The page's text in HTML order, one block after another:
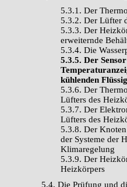
5.3.1. Der
5.3.2. Der Lüfter
5.3.3. Der
erweiternde
5.3.4. Die
5.3.5. Der
kühlenden
5.3.6. Der
Lüfters des
5.3.7. Der
Lüfters des
5.3.8. Der
der Systeme der
Klimaregelung
5.3.9. Der
Heizkörpers
5.4. Die Prüfung und